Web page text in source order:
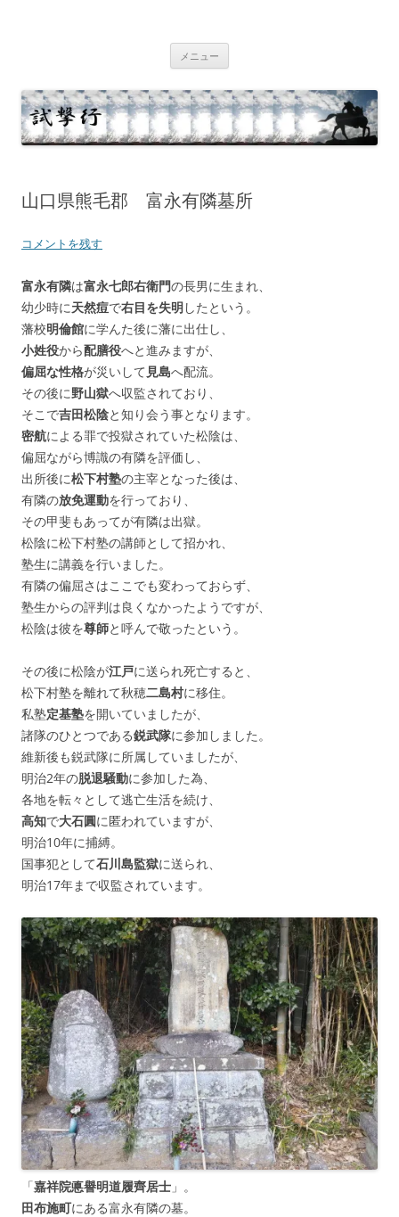
キ
ッ
プ
メニュー
山口県熊毛郡 富永有隣墓所
コメントを残す
富永有隣は富永七郎右衛門の長男に生まれ、
幼少時に天然痘で右目を失明したという。
藩校明倫館に学んた後に藩に出仕し、
小姓役から配膳役へと進みますが、
偏屈な性格が災いして 見島へ配流。
その後に野山獄へ収監されており、
そこで吉田松陰と知り会う事となります。
密航による罪で投獄されていた松陰は、
偏屈ながら博識の有隣を評価し、
出所後に松下村塾の主宰となった後は、
有隣の放免運動を行っており、
その甲斐もあってが有隣は出獄。
松陰に松下村塾の講師として招かれ、
塾生に講義を行いました。
有隣の偏屈さはここでも変わっておらず、
塾生からの評判は良くなかったようですが、
松陰は彼を尊師と呼んで敬ったという。
その後に松陰が江戸に送られ死亡すると、
松下村塾を離れて秋穂二島村に移住。
私塾定基塾を開いていましたが、
諸隊のひとつである鋭武隊に参加しました。
維新後も鋭武隊に所属していましたが、
明治2年の脱退騒動に参加した為、
各地を転々として逃亡生活を続け、
高知で大石圓に匿われていますが、
明治10年に捕縛。
国事犯として石川島監獄に送られ、
明治17年まで収監されています。
「嘉祥院悳譽明道履齊居士 」。
田布施町にある富永有隣の墓。